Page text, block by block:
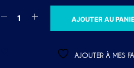
AJOUTER AU
AJOUTER À MES